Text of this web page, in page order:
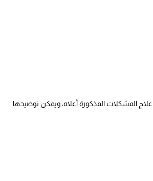
المشكلات المذكورة أعلاه، ويمكن توضيحها